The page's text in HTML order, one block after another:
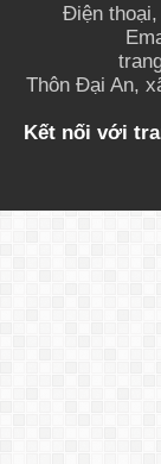
Điện thoại,
Thôn Đại An,
Kết nối với